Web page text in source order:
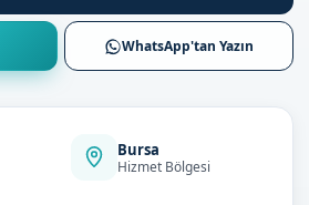
WhatsApp'tan Yazın
Bursa
Hizmet Bölgesi